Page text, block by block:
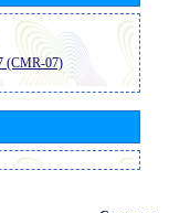
(CMR-07)